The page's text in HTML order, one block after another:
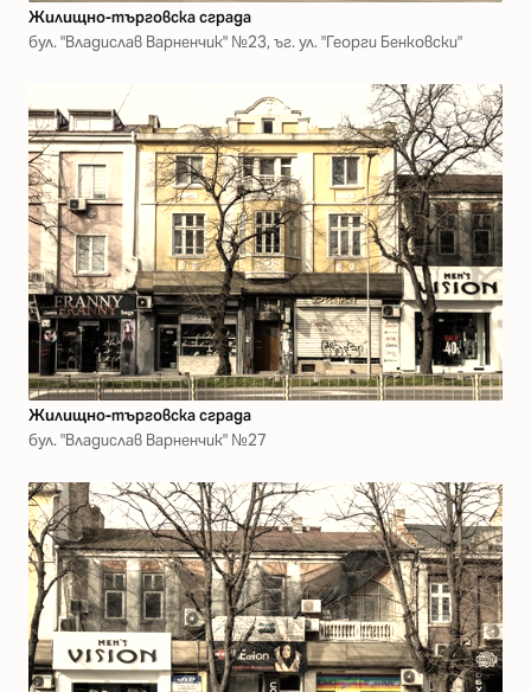
Жилищно-търговска сграда
бул. "Владислав Варненчик" №23, ъг. ул. "Георги Бенковски"
Жилищно-търговска сграда
бул. "Владислав Варненчик" №27